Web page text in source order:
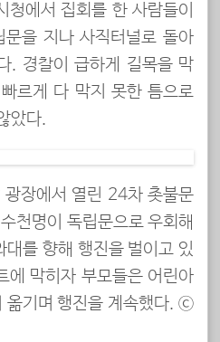
에서 집회를 한 사람들이
을 지나 사직터널로 돌아
. 경찰이 급하게 길목을 막
르게 다 막지 못한 틈으로
았다.
장에서 열린 24차 촛불문
천명이 독립문으로 우회해
를 향해 행진을 벌이고 있
에 막히자 부모들은 어린아
옮기며 행진을 계속했다. ⓒ